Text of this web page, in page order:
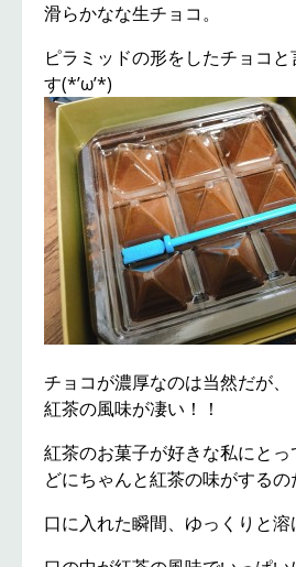
滑らかなな生チョコ。
ピラミッドの形をしたチョコ
す(*’ω’*)
チョコが濃厚なのは当然だが、
紅茶の風味が凄い！！
紅茶のお菓子が好きな私にと
どにちゃんと紅茶の味がするの
口に入れた瞬間、ゆっくりと溶